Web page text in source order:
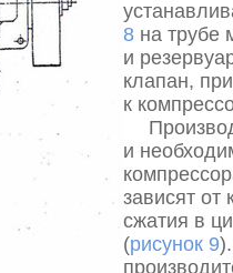
8 на трубе
и
клапан,
к
и
зависят от
сжатия в
(рисунок 9